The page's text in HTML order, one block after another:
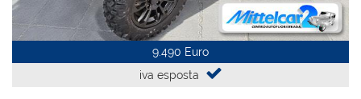
9.490 Euro
iva esposta